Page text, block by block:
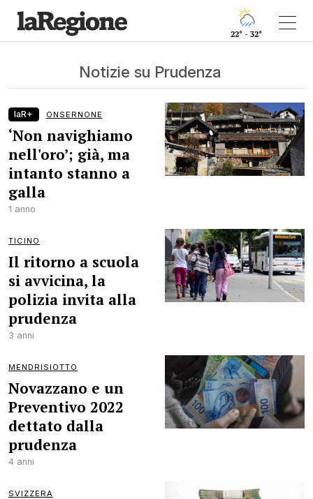
22° - 32°
Notizie su Prudenza
laR+ ONSERNONE
‘Non navighiamo
nell'oro’; già, ma
intanto stanno a
galla
1 anno
TICINO
Il ritorno a scuola
si avvicina, la
polizia invita alla
prudenza
3 anni
MENDRISIOTTO
Novazzano e un
Preventivo 2022
dettato dalla
prudenza
4 anni
SVIZZERA